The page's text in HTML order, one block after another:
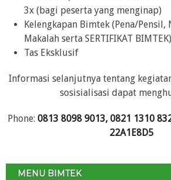
3x (bagi peserta yang menginap)
Kelengkapan Bimtek (Pena/Pensil,
Makalah serta SERTIFIKAT BIMTEK)
Tas Eksklusif
Informasi selanjutnya tentang
sosisialisasi dapat
Phone: 0813 8098 9013, 0821 1310
22A1E8D5
MENU BIMTEK